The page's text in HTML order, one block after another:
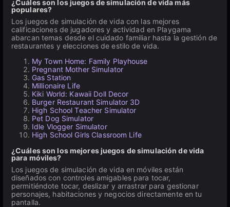
¿Cuáles son los juegos de simulación de vida más
populares?
Los juegos de simulación de vida con las mejores
calificaciones de jugadores y actividad en Playgama
abarcan temas desde el cuidado familiar hasta la gestión de
restaurantes y elecciones de estilo de vida.
My Town Home: Family Playhouse
Pregnant Mother Simulator
Gas Station
Millionaire Life
Kiki World: Kawaii Doll Decor
Burger Restaurant Simulator 3D
High School Teacher Simulator
Pet Dog Simulator
Idle Vlogger Simulator
High School Girls Classroom Life
¿Cuáles son los mejores juegos de simulación de vida
para móviles?
Los juegos de simulación de vida en móviles están
diseñados con controles amigables para tocar,
permitiéndote tocar, deslizar y arrastrar para gestionar
personajes, habitaciones y negocios directamente en tu
pantalla.